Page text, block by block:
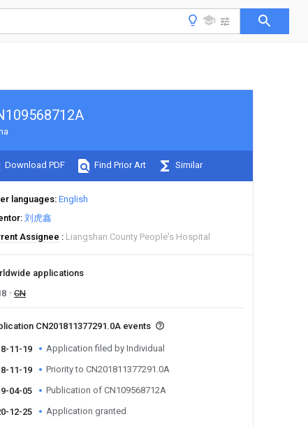
Download PDF Find Prior Art Similar
languages English
刘虎鑫
Assignee
Liangshan County People's Hospital
applications
CN
CN201811377291.0A events
11-19 Application filed by Individual
11-19 Priority to CN201811377291.0A
04-05 Publication of CN109568712A
12-25 Application granted